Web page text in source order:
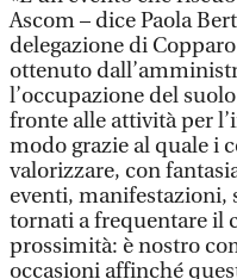
Ascom – dice Paola
delegazione di
ottenuto
l’occupazione del
fronte alle attività per
modo grazie al quale i
valorizzare, con
eventi, manifestazioni,
tornati a frequentare il
prossimità: è nostro
occasioni affinché